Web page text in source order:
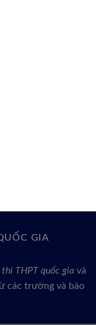
GIA
THPT quốc gia và
các trường và báo